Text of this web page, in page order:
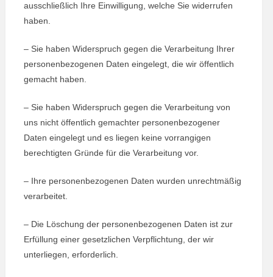
ausschließlich Ihre Einwilligung, welche Sie widerrufen
haben.
– Sie haben Widerspruch gegen die Verarbeitung Ihrer
personenbezogenen Daten eingelegt, die wir öffentlich
gemacht haben.
– Sie haben Widerspruch gegen die Verarbeitung von
uns nicht öffentlich gemachter personenbezogener
Daten eingelegt und es liegen keine vorrangigen
berechtigten Gründe für die Verarbeitung vor.
– Ihre personenbezogenen Daten wurden unrechtmäßig
verarbeitet.
– Die Löschung der personenbezogenen Daten ist zur
Erfüllung einer gesetzlichen Verpflichtung, der wir
unterliegen, erforderlich.